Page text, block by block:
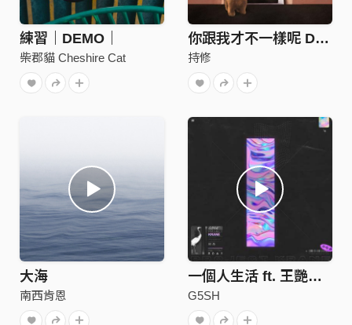
練習｜DEMO｜
柴郡貓 Cheshire Cat
你跟我才不一樣呢 Demo
持修
大海
南西肯恩
一個人生活 ft. 王艷薇 Evangeline
G5SH